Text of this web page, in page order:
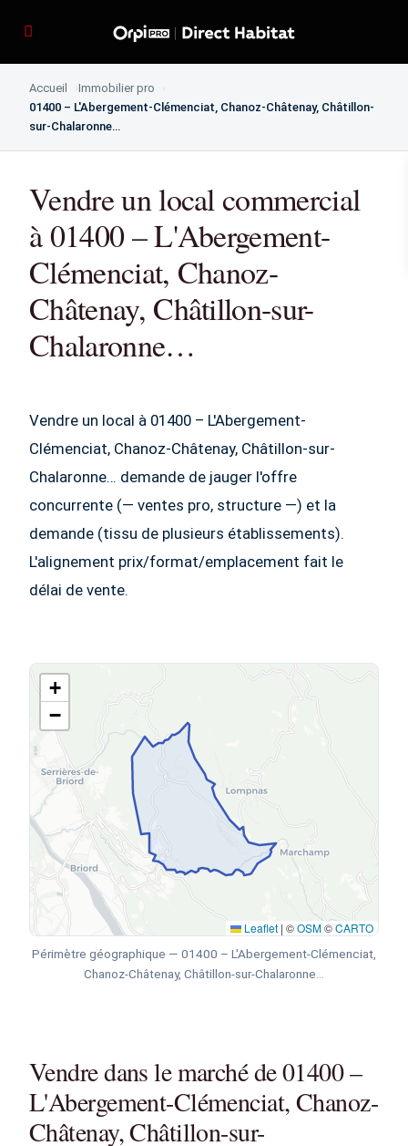
Accueil
Immobilier pro
01400 – L'Abergement-Clémenciat, Chanoz-Châtenay, Châtillon-
sur-Chalaronne…
Vendre un local commercial
à 01400 – L'Abergement-
Clémenciat, Chanoz-
Châtenay, Châtillon-sur-
Chalaronne…
Vendre un local à 01400 – L'Abergement-
Clémenciat, Chanoz-Châtenay, Châtillon-sur-
Chalaronne… demande de jauger l'offre
concurrente (— ventes pro, structure —) et la
demande (tissu de plusieurs établissements).
L'alignement prix/format/emplacement fait le
délai de vente.
+
−
Leaflet | ©OSM©CARTO
Périmètre géographique — 01400 – L'Abergement-Clémenciat,
Chanoz-Châtenay, Châtillon-sur-Chalaronne…
Vendre dans le marché de 01400 –
L'Abergement-Clémenciat, Chanoz-
Châtenay, Châtillon-sur-